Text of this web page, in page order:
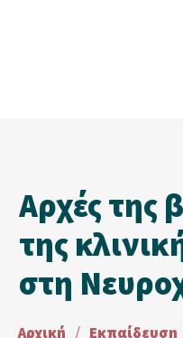
Αρχές της
της
στη
Αρχική / Εκπαίδευση